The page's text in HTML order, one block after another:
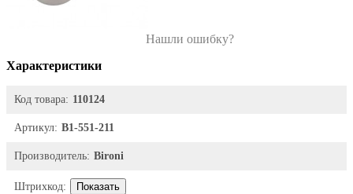
Нашли ошибку?
Характеристики
Код товара: 110124
Артикул: B1-551-211
Производитель: Bironi
Штрихкод: Показать